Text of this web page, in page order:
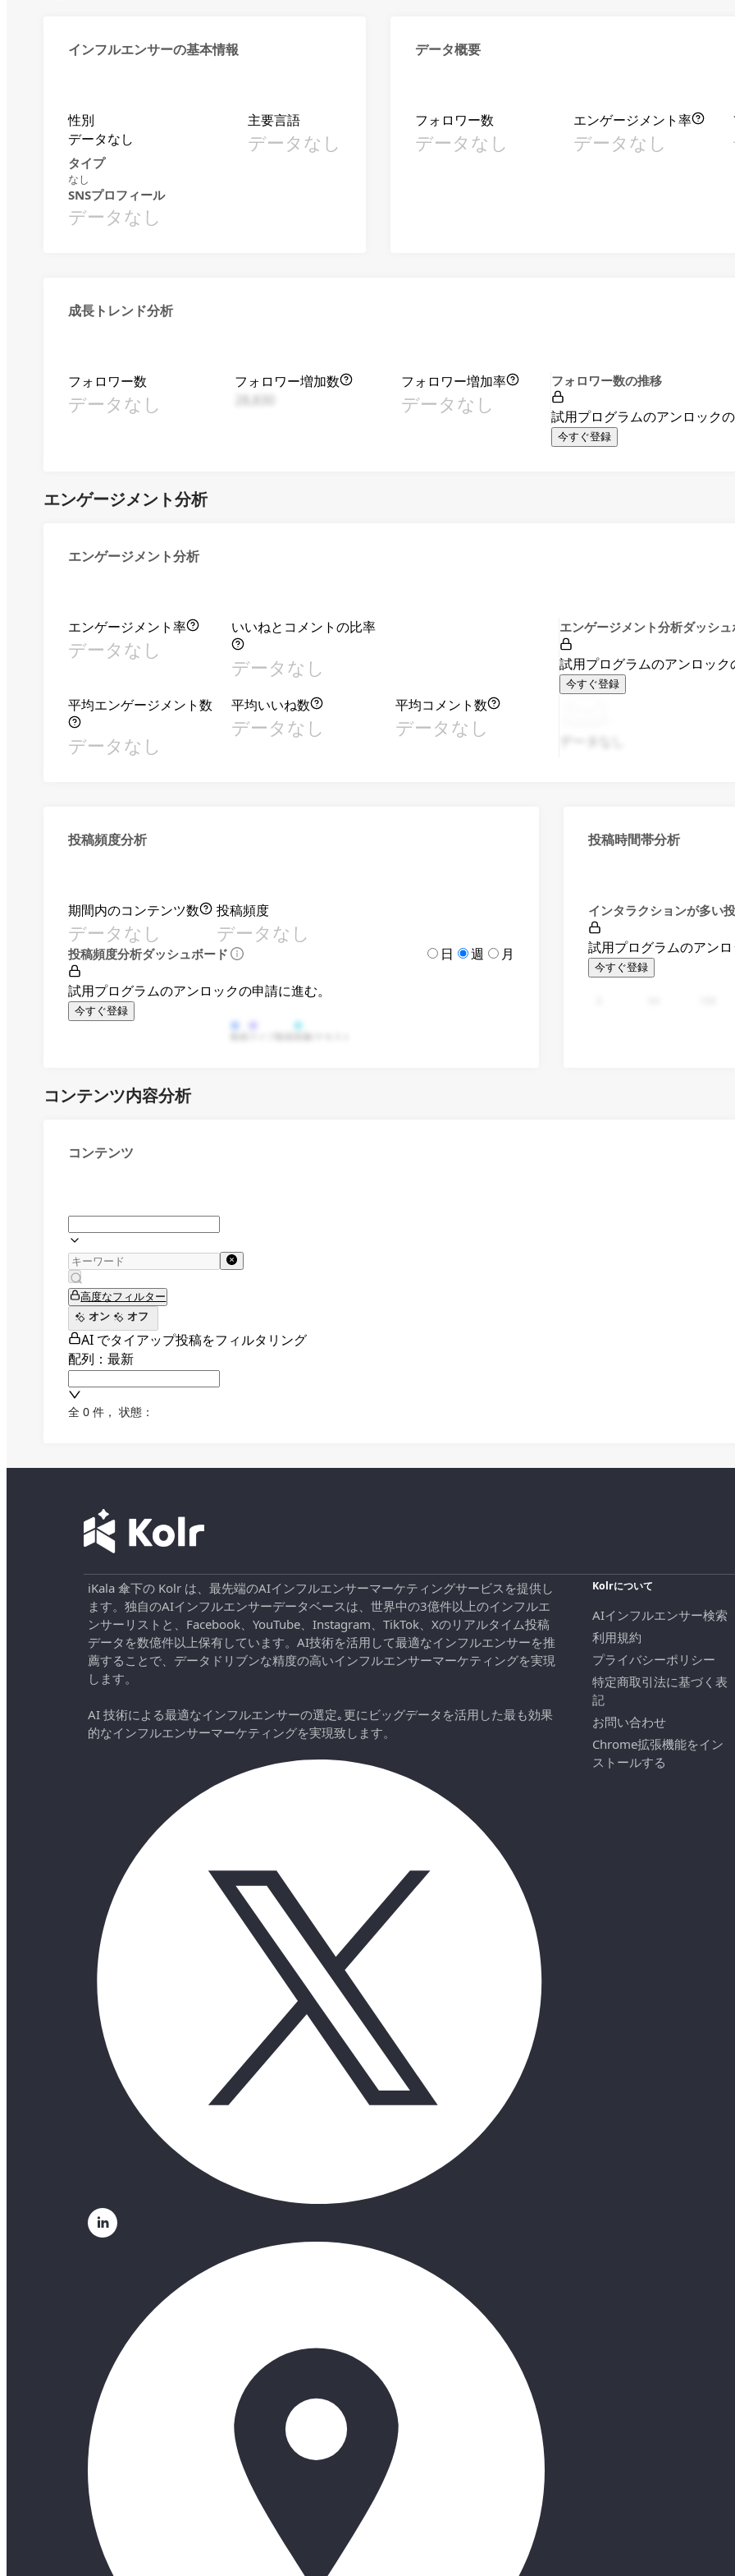
インフルエンサーの基本情報
性別
データなし
主要言語
データなし
タイプ
なし
SNSプロフィール
データなし
データ概要
フォロワー数
データなし
エンゲージメント率
データなし
成長トレンド分析
フォロワー数
データなし
フォロワー増加数
フォロワー増加率
データなし
フォロワー数の推移
試用プログラムのアンロックの
今すぐ登録
エンゲージメント分析
エンゲージメント分析
エンゲージメント率
データなし
いいねとコメントの比率
データなし
平均エンゲージメント数
データなし
平均いいね数
データなし
平均コメント数
データなし
エンゲージメント分析ダッシュ
試用プログラムのアンロック
今すぐ登録
投稿頻度分析
期間内のコンテンツ数
データなし
投稿頻度
データなし
投稿頻度分析ダッシュボード 日 週 月
試用プログラムのアンロックの申請に進む。
今すぐ登録
投稿時間帯分析
インタラクションが多い
試用プログラムのアンロ
今すぐ登録
コンテンツ内容分析
コンテンツ
高度なフィルター
オン
オフ
AI でタイアップ投稿をフィルタリング
配列：最新
全 0 件 ， 状態：
iKala 傘下の Kolr は、最先端のAIインフルエンサーマーケティングサービスを提供し
ます。独自のAIインフルエンサーデータベースは、世界中の3億件以上のインフルエ
ンサーリストと、Facebook、YouTube、Instagram、TikTok、Xのリアルタイム投稿
データを数億件以上保有しています。AI技術を活用して最適なインフルエンサーを推
薦することで、データドリブンな精度の高いインフルエンサーマーケティングを実現
します。
AI 技術による最適なインフルエンサーの選定｡更にビッグデータを活用した最も効果
的なインフルエンサーマーケティングを実現致します。
Kolrについて
AIインフルエンサー検索
利用規約
プライバシーポリシー
特定商取引法に基づく表
記
お問い合わせ
Chrome拡張機能をイン
ストールする